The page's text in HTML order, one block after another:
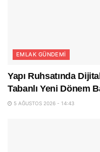
EMLAK GÜNDEMI
Yapı Ruhsatında
Tabanlı Yeni Dönem
5 AĞUSTOS 2026 - 14:43